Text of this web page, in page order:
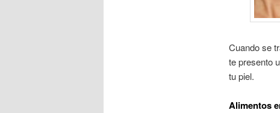
Cuando se
te presento
tu piel.
Alimentos